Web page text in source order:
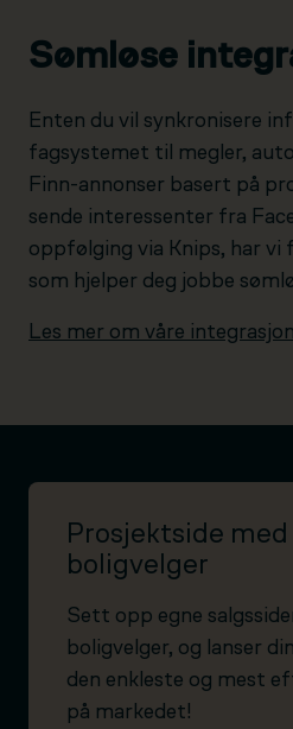
Sømløse
Enten du vil synkronisere
fagsystemet til megler,
Finn-annonser basert på
sende interessenter fra
oppfølging via Knips, har vi
som hjelper deg jobbe
Les mer om våre
Prosjektside med
boligvelger
Sett opp egne
boligvelger, og lanser
den enkleste og mest
på markedet!